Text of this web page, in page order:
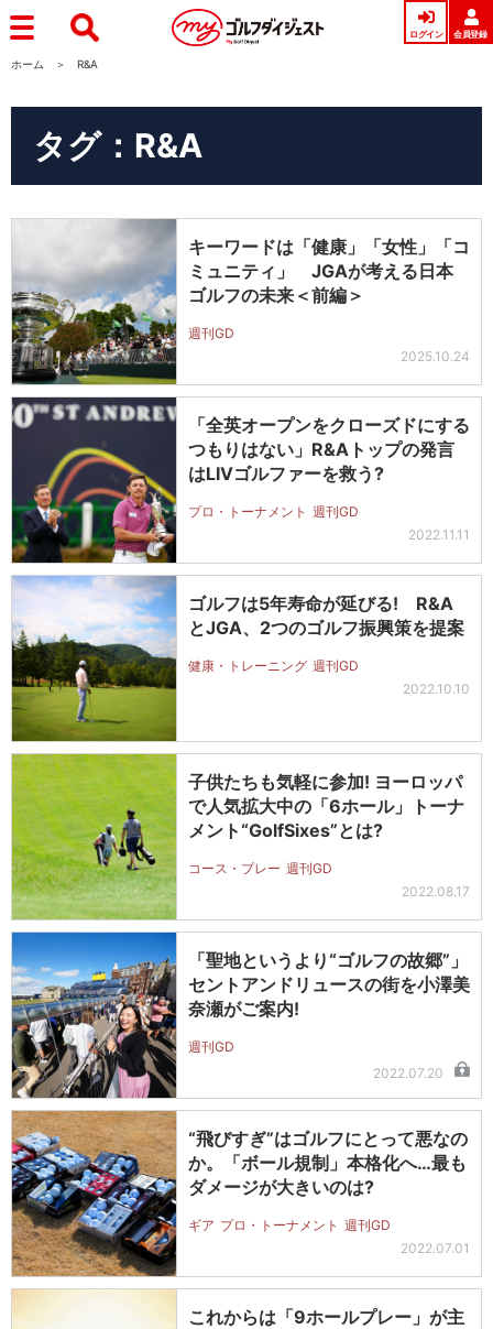
ログイン 会員登録
ホーム R&A
タグ：R&A
キーワードは「健康」「女性」「コ
ミュニティ」 JGAが考える日本
ゴルフの未来＜前編＞
週刊GD
2025.10.24
「全英オープンをクローズドにする
つもりはない」R&Aトップの発言
はLIVゴルファーを救う?
プロ・トーナメント 週刊GD
2022.11.11
ゴルフは5年寿命が延びる! R&A
とJGA、2つのゴルフ振興策を提案
健康・トレーニング 週刊GD
2022.10.10
子供たちも気軽に参加! ヨーロッパ
で人気拡大中の「6ホール」トーナ
メント“GolfSixes”とは?
コース・プレー 週刊GD
2022.08.17
「聖地というより“ゴルフの故郷”」
セントアンドリュースの街を小澤美
奈瀬がご案内!
週刊GD
2022.07.20
“飛びすぎ”はゴルフにとって悪なの
か。「ボール規制」本格化へ…最も
ダメージが大きいのは?
ギア プロ・トーナメント 週刊GD
2022.07.01
これからは「9ホールプレー」が主